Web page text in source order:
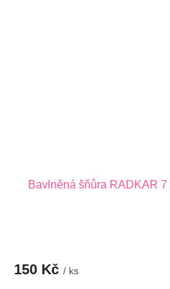
Bavlněná šňůra RADKAR
150 Kč / ks